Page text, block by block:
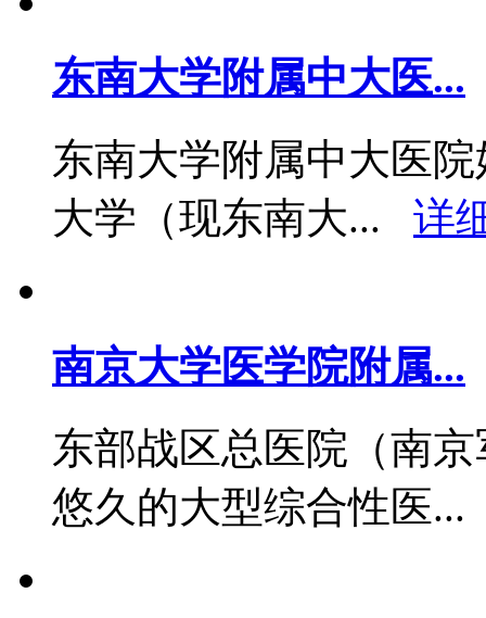
东南大学附属中大医...
东南大学附属中大医
大学（现东南大... 详
南京大学医学院附属...
东部战区总医院（南
悠久的大型综合性医